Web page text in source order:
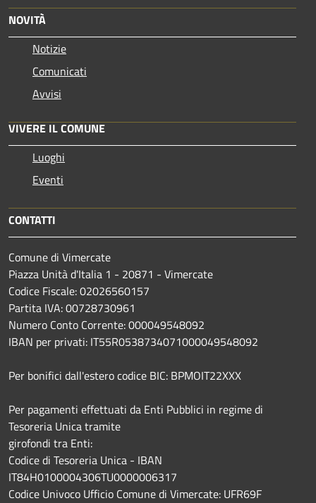
NOVITÀ
Notizie
Comunicati
Avvisi
VIVERE IL COMUNE
Luoghi
Eventi
CONTATTI
Comune di Vimercate
Piazza Unità d'Italia 1 - 20871 - Vimercate
Codice Fiscale: 02026560157
Partita IVA: 00728730961
Numero Conto Corrente: 000049548092
IBAN per privati: IT55R0538734071000049548092
Per bonifici dall'estero codice BIC: BPMOIT22XXX
Per pagamenti effettuati da Enti Pubblici in regime di
Tesoreria Unica tramite
girofondi tra Enti:
Codice di Tesoreria Unica - IBAN
IT84H0100004306TU0000006317
Codice Univoco Ufficio Comune di Vimercate: UFR69F